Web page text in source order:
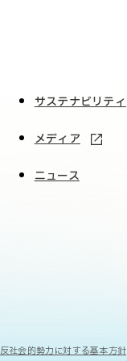
サステナビリティ
メディア
ニュース
反社会的勢力に対する基本方針